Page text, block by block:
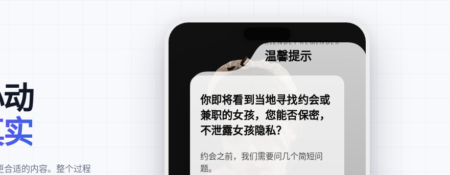
适的内容。整个过程
FRIENDLY REMINDER
温馨提示
你即将看到当地寻找约会或
兼职的女孩，您能否保密，
不泄露女孩隐私？
约会之前，我们需要问几个简短问
题。